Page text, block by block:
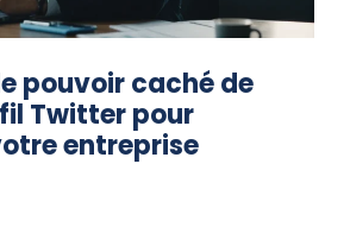
pouvoir caché de
Twitter pour
entreprise